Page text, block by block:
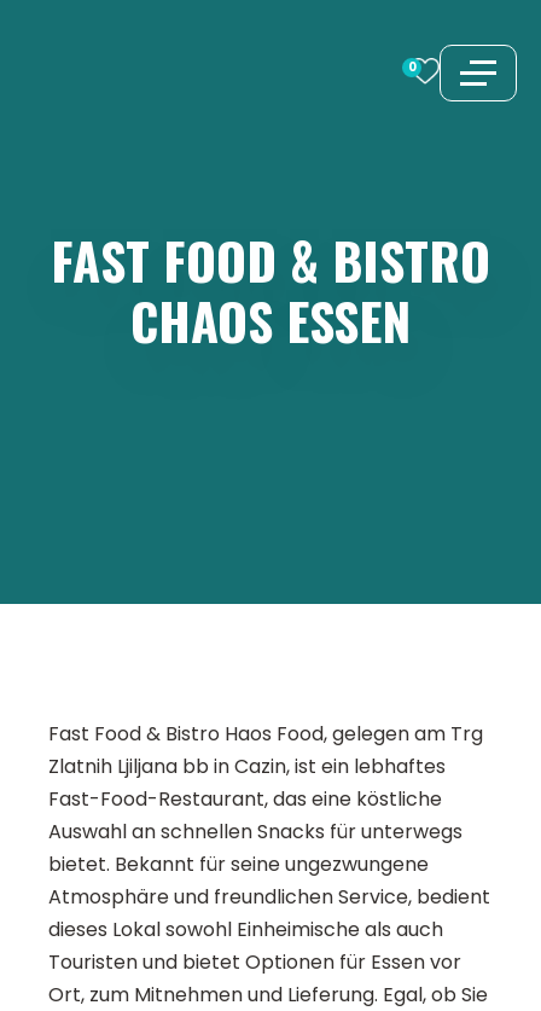
0
FAST FOOD & BISTRO
CHAOS ESSEN
Fast Food & Bistro Haos Food, gelegen am Trg
Zlatnih Ljiljana bb in Cazin, ist ein lebhaftes
Fast-Food-Restaurant, das eine köstliche
Auswahl an schnellen Snacks für unterwegs
bietet. Bekannt für seine ungezwungene
Atmosphäre und freundlichen Service, bedient
dieses Lokal sowohl Einheimische als auch
Touristen und bietet Optionen für Essen vor
Ort, zum Mitnehmen und Lieferung. Egal, ob Sie